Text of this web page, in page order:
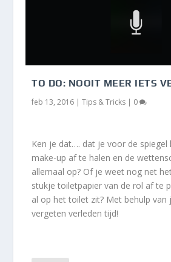
TO DO: NOOIT MEER IETS
feb 13, 2016 |Tips & Tricks | 0
Ken je dat…. dat je voor de
make-up af te halen en de
allemaal op? Of je weet nog net
stukje toiletpapier van de rol af te
al op het toilet zit? Met behulp van
vergeten verleden tijd!